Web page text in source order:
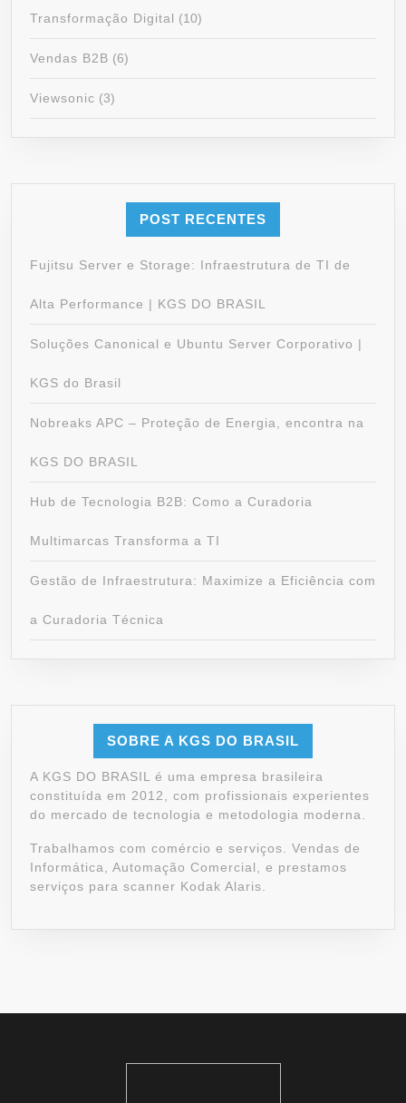
Transformação Digital (10)
Vendas B2B (6)
Viewsonic (3)
POST RECENTES
Fujitsu Server e Storage: Infraestrutura de TI de
Alta Performance | KGS DO BRASIL
Soluções Canonical e Ubuntu Server Corporativo |
KGS do Brasil
Nobreaks APC – Proteção de Energia, encontra na
KGS DO BRASIL
Hub de Tecnologia B2B: Como a Curadoria
Multimarcas Transforma a TI
Gestão de Infraestrutura: Maximize a Eficiência com
a Curadoria Técnica
SOBRE A KGS DO BRASIL
A KGS DO BRASIL é uma empresa brasileira
constituída em 2012, com profissionais experientes
do mercado de tecnologia e metodologia moderna.
Trabalhamos com comércio e serviços. Vendas de
Informática, Automação Comercial, e prestamos
serviços para scanner Kodak Alaris.